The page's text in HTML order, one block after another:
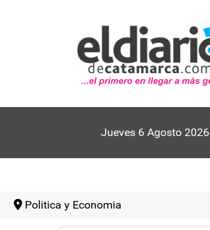
Jueves 6 Agosto 2026
Politica y Economia